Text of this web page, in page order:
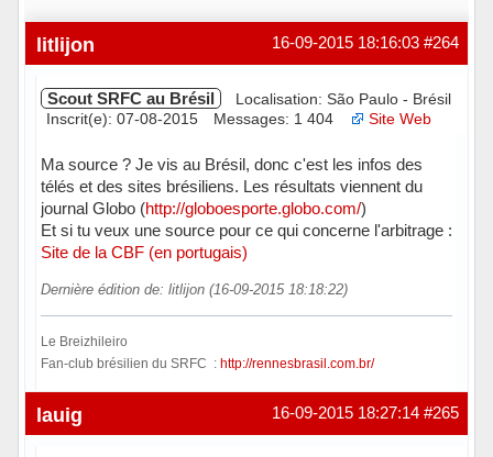
#264
16-09-2015 18:16:03
litlijon
Scout SRFC au Brésil
Localisation: São Paulo - Brésil
Inscrit(e): 07-08-2015
Messages: 1 404 Site Web
Ma source ? Je vis au Brésil, donc c'est les infos des
télés et des sites brésiliens. Les résultats viennent du
journal Globo (http://globoesporte.globo.com/)
Et si tu veux une source pour ce qui concerne l'arbitrage :
Site de la CBF (en portugais)
Dernière édition de: litlijon (16-09-2015 18:18:22)
Le Breizhileiro
Fan-club brésilien du SRFC : http://rennesbrasil.com.br/
Hors ligne #265
16-09-2015 18:27:14
lauig